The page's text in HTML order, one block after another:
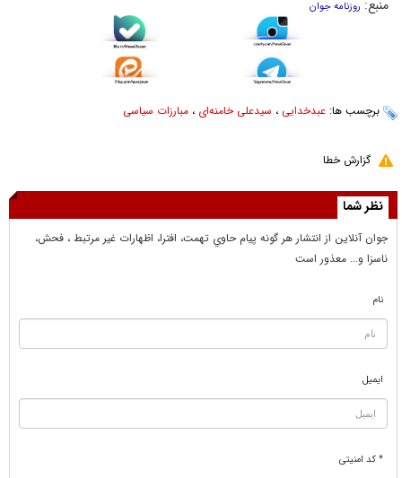
منبع: روزنامه جوان
برچسب ها: عبدخدایی ، سیدعلی خامنه‌ای ، مبارزات سیاسی
گزارش خطا
نظر شما
جوان آنلاين از انتشار هر گونه پيام حاوي تهمت، افترا، اظهارات غير مرتبط ، فحش،
ناسزا و... معذور است
نام
ایمیل
* کد امنیتی